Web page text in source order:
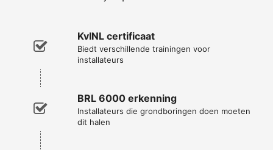
KvINL certificaat
Biedt verschillende trainingen voor
installateurs
BRL 6000 erkenning
Installateurs die grondboringen doen moeten
dit halen